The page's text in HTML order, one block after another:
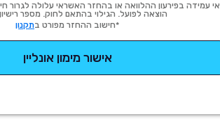
אי עמידה בפירעון ההלוואה או בהחזר האשראי עלולה לגרור
הוצאה לפועל. הגילוי בהתאם לחוק. מספר רישיון
*חישוב ההחזר מפורט בתקנון
אישור מימון אונליין